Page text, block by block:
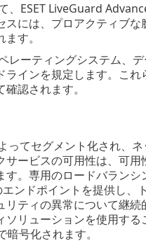
ESET LiveGuard
には、プロアクティブな
す。
レーティングシステム、
インを規定します。こ
認されます。
てセグメント化され、
ービスの可用性は、可
。専用のロードバランシ
ンドポイントを提供し、
ティの異常について継
リューションを使用す
号化されます。